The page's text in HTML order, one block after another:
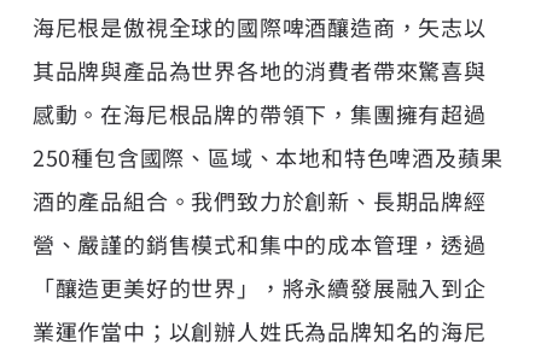
海尼根是傲視全球的國際啤酒釀造商，矢志以
其品牌與產品為世界各地的消費者帶來驚喜與
感動。在海尼根品牌的帶領下，集團擁有超過
250種包含國際、區域、本地和特色啤酒及蘋果
酒的產品組合。我們致力於創新、長期品牌經
營、嚴謹的銷售模式和集中的成本管理，透過
「釀造更美好的世界」，將永續發展融入到企
業運作當中；以創辦人姓氏為品牌知名的海尼